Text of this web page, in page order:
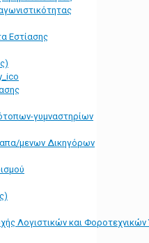
Εστίασης
γυμναστηρίων
μενων Δικηγόρων
Λογιστικών και